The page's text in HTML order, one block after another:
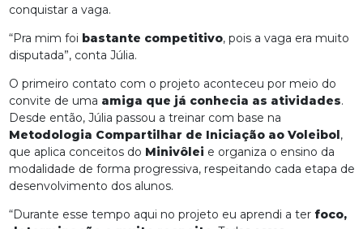
conquistar a vaga.
“Pra mim foi bastante competitivo, pois a vaga era muito
disputada”, conta Júlia.
O primeiro contato com o projeto aconteceu por meio do
convite de uma amiga que já conhecia as atividades.
Desde então, Júlia passou a treinar com base na
Metodologia Compartilhar de Iniciação ao Voleibol,
que aplica conceitos do Minivôlei e organiza o ensino da
modalidade de forma progressiva, respeitando cada etapa de
desenvolvimento dos alunos.
“Durante esse tempo aqui no projeto eu aprendi a ter foco,